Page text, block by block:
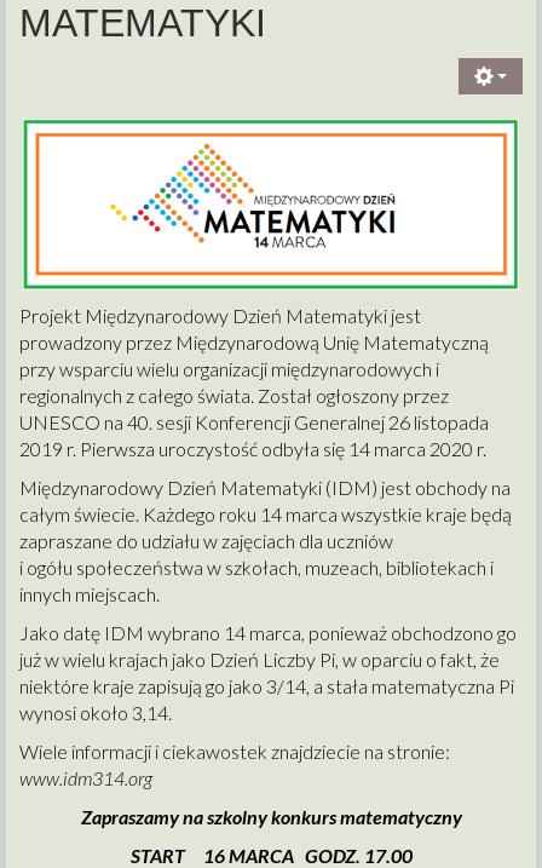
MATEMATYKI
Projekt Międzynarodowy Dzień Matematyki jest
prowadzony przez Międzynarodową Unię Matematyczną
przy wsparciu wielu organizacji międzynarodowych i
regionalnych z całego świata. Został ogłoszony przez
UNESCO na 40. sesji Konferencji Generalnej 26 listopada
2019 r. Pierwsza uroczystość odbyła się 14 marca 2020 r.
Międzynarodowy Dzień Matematyki (IDM) jest obchody na
całym świecie. Każdego roku 14 marca wszystkie kraje będą
zapraszane do udziału w zajęciach dla uczniów
i ogółu społeczeństwa w szkołach, muzeach, bibliotekach i
innych miejscach.
Jako datę IDM wybrano 14 marca, ponieważ obchodzono go
już w wielu krajach jako Dzień Liczby Pi, w oparciu o fakt, że
niektóre kraje zapisują go jako 3/14, a stała matematyczna Pi
wynosi około 3,14.
Wiele informacji i ciekawostek znajdziecie na stronie:
www.idm314.org
Zapraszamy na szkolny konkurs matematyczny
START 16 MARCA GODZ. 17.00